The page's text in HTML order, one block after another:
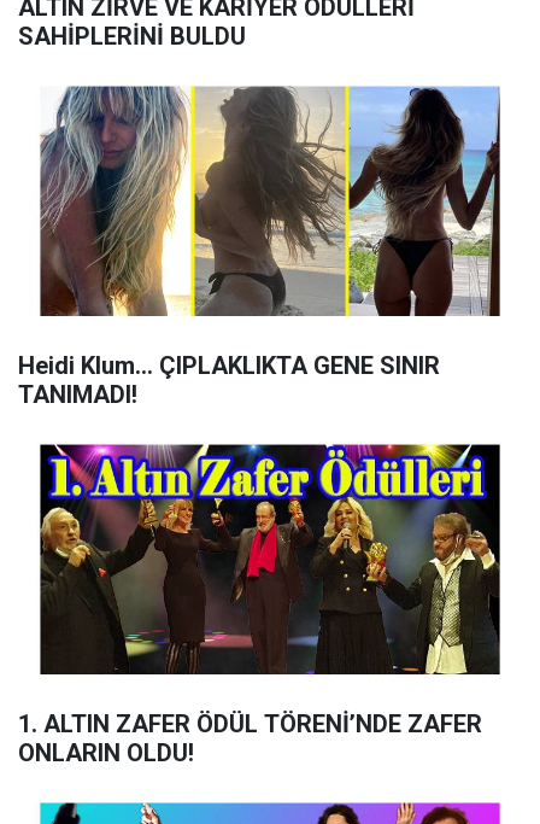
ALTIN ZİRVE VE KARİYER ÖDÜLLERİ
SAHİPLERİNİ BULDU
Heidi Klum... ÇIPLAKLIKTA GENE SINIR
TANIMADI!
1. ALTIN ZAFER ÖDÜL TÖRENİ’NDE ZAFER
ONLARIN OLDU!